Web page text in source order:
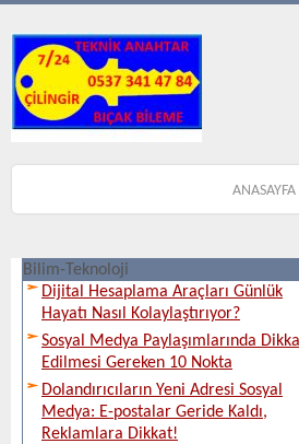
ANASAYFA
Bilim-Teknoloji
Dijital Hesaplama Araçları Günlük
Hayatı Nasıl Kolaylaştırıyor?
Sosyal Medya Paylaşımlarında
Edilmesi Gereken 10 Nokta
Dolandırıcıların Yeni Adresi Sosyal
Medya: E-postalar Geride Kaldı,
Reklamlara Dikkat!